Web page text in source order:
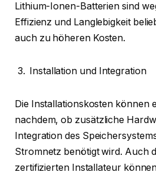
Lithium-Ionen-Batterien sind
Effizienz und Langlebigkeit
auch zu höheren Kosten.
Installation und Integration
Die Installationskosten können
nachdem, ob zusätzliche
Integration des
Stromnetz benötigt wird. Auch
zertifizierten Installateur